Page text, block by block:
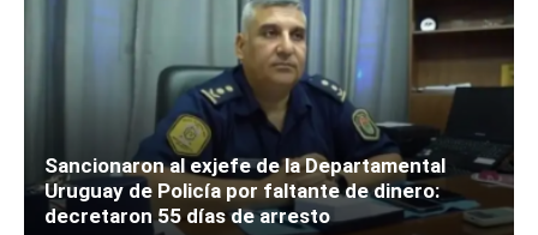
Sancionaron al exjefe de la Departamental
Uruguay de Policía por faltante de dinero:
decretaron 55 días de arresto